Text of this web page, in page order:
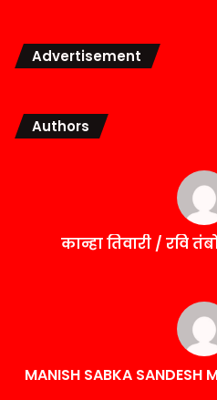
Advertisement
Authors
कान्हा तिवारी / रवि
MANISH SABKA SANDESH